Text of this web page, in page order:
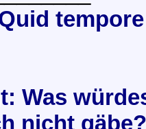
Was
nicht gäbe?